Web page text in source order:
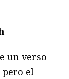
un verso
pero el